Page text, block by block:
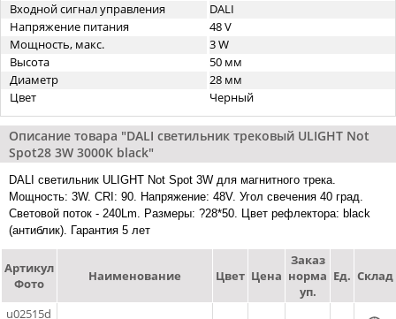
Входной сигнал управления
DALI
Напряжение питания
48 V
Мощность, макс.
3 W
Высота
50 мм
Диаметр
28 мм
Цвет
Черный
Описание товара "DALI cветильник трековый ULIGHT Not
Spot28 3W 3000К black"
DALI cветильник ULIGHT Not Spot 3W для магнитного трека.
Мощность: 3W. CRI: 90. Напряжение: 48V. Угол свечения 40 град.
Световой поток - 240Lm. Размеры: ?28*50. Цвет рефлектора: black
(антиблик). Гарантия 5 лет
Артикул
Фото
Наименование Цвет Цена
Заказ
норма
уп.
Ед. Склад
u02515d